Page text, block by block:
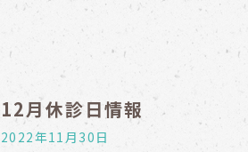
12月休診日情報
2022年11月30日